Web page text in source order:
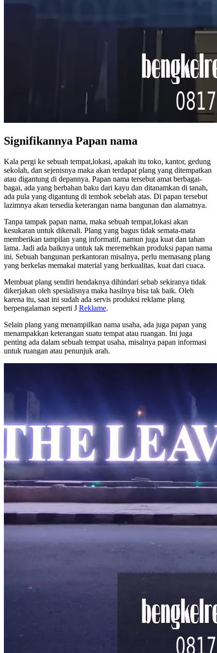
Signifikannya Papan nama
Kala pergi ke sebuah tempat,lokasi, apakah itu toko, kantor, gedung
sekolah, dan sejenisnya maka akan terdapat plang yang ditempatkan
atau digantung di depannya. Papan nama tersebut amat berbagai-
bagai, ada yang berbahan baku dari kayu dan ditanamkan di tanah,
ada pula yang digantung di tembok sebelah atas. Di papan tersebut
lazimnya akan tersedia keterangan nama bangunan dan alamatnya.
Tanpa tampak papan nama, maka sebuah tempat,lokasi akan
kesukaran untuk dikenali. Plang yang bagus tidak semata-mata
memberikan tampilan yang informatif, namun juga kuat dan tahan
lama. Jadi ada baiknya untuk tak meremehkan produksi papan nama
ini. Sebuah bangunan perkantoran misalnya, perlu memasang plang
yang berkelas memakai material yang berkualitas, kuat dari cuaca.
Membuat plang sendiri hendaknya dihindari sebab sekiranya tidak
dikerjakan oleh spesialisnya maka hasilnya bisa tak baik. Oleh
karena itu, saat ini sudah ada servis produksi reklame plang
berpengalaman seperti J Reklame.
Selain plang yang menampilkan nama usaha, ada juga papan yang
menampakkan keterangan suatu tempat atau ruangan. Ini juga
penting ada dalam sebuah tempat usaha, misalnya papan informasi
untuk ruangan atau penunjuk arah.